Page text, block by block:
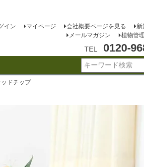
イン マイページ 会社概要ページを見る 新
メールマガジン
植物管
TEL 0120-
ドチップ